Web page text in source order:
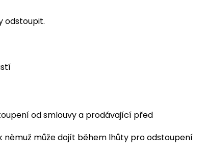
odstoupit.
od smlouvy a prodávající před
němuž může dojít během lhůty pro odstoupení